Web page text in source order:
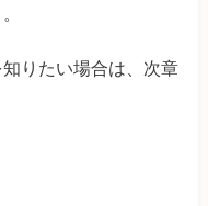
りたい場合は、次章